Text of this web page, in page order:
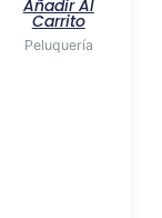
Añadir Al
Carrito
Peluquería